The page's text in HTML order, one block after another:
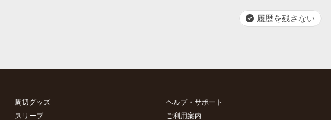
履歴を残さない
周辺グッズ
スリーブ
ヘルプ・サポート
ご利用案内